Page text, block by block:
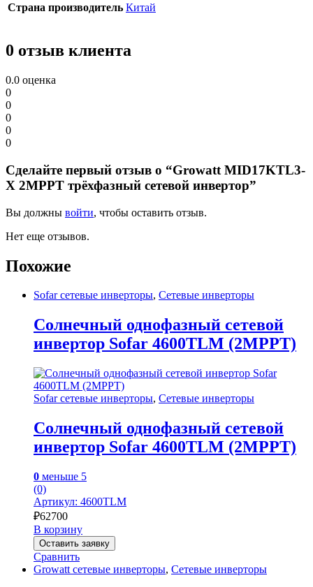
Страна производитель Китай
0 отзыв клиента
0.0 оценка
0
0
0
0
0
Сделайте первый отзыв о “Growatt MID17KTL3-
X 2MPPT трёхфазный сетевой инвертор”
Вы должны войти, чтобы оставить отзыв.
Нет еще отзывов.
Похожие
Sofar сетевые инверторы, Сетевые инверторы
Солнечный однофазный сетевой
инвертор Sofar 4600TLM (2MPPT)
Sofar сетевые инверторы, Сетевые инверторы
Солнечный однофазный сетевой
инвертор Sofar 4600TLM (2MPPT)
0 меньше 5
(0)
Артикул: 4600TLM
₽62700
В корзину
Оставить заявку
Сравнить
Growatt сетевые инверторы, Сетевые инверторы